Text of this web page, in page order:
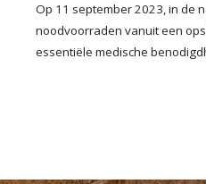
Op 11 september 2023, in de
noodvoorraden vanuit een
essentiële medische